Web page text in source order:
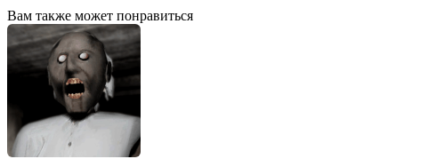
Вам также может понравиться